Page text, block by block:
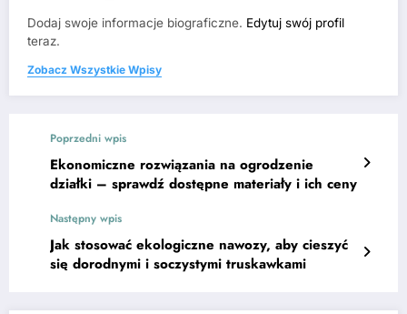
Dodaj swoje informacje biograficzne. Edytuj swój profil
teraz.
Zobacz Wszystkie Wpisy
Poprzedni wpis
Ekonomiczne rozwiązania na ogrodzenie
działki – sprawdź dostępne materiały i ich ceny
Następny wpis
Jak stosować ekologiczne nawozy, aby cieszyć
się dorodnymi i soczystymi truskawkami